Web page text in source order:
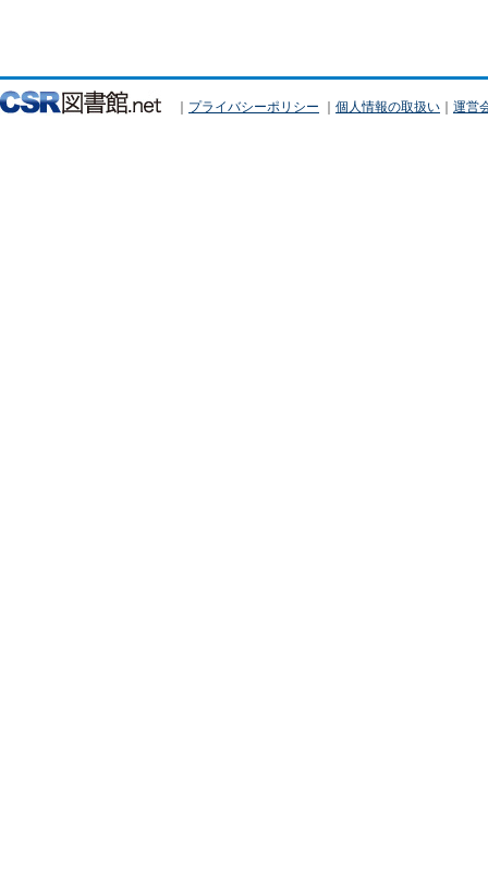
｜ プライバシーポリシー ｜ 個人情報の取扱い ｜ 運営